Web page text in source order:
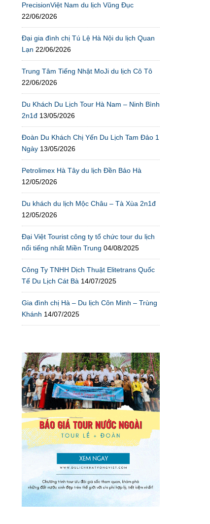
PrecisionViệt Nam du lịch Vũng Đục
22/06/2026
Đại gia đình chị Tú Lệ Hà Nội du lịch Quan
Lạn 22/06/2026
Trung Tâm Tiếng Nhật MoJi du lịch Cô Tô
22/06/2026
Du Khách Du Lịch Tour Hà Nam – Ninh Bình
2n1đ 13/05/2026
Đoàn Du Khách Chị Yến Du Lịch Tam Đảo 1
Ngày 13/05/2026
Petrolimex Hà Tây du lịch Đền Bảo Hà
12/05/2026
Du khách du lịch Mộc Châu – Tà Xùa 2n1đ
12/05/2026
Đại Việt Tourist công ty tổ chức tour du lịch
nổi tiếng nhất Miền Trung 04/08/2025
Công Ty TNHH Dịch Thuật Elitetrans Quốc
Tế Du Lịch Cát Bà 14/07/2025
Gia đình chị Hà – Du lịch Côn Minh – Trùng
Khánh 14/07/2025